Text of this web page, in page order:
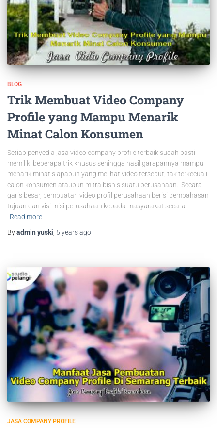
BLOG
Trik Membuat Video Company
Profile yang Mampu Menarik
Minat Calon Konsumen
Setiap penyedia jasa video company profile terbaik sudah pasti
memiliki beberapa trik khusus sehingga hasil garapannya mampu
menarik minat siapapun yang melihat video tersebut, tak terkecuali
calon konsumen ataupun mitra bisnis suatu perusahaan. Secara
garis besar, pembuatan video profil perusahaan berisi pembahasan
tujuan dan visi misi perusahaan kepada masyarakat secara
Read more
Byadmin yuski 5 yearsago
JASA COMPANY PROFILE